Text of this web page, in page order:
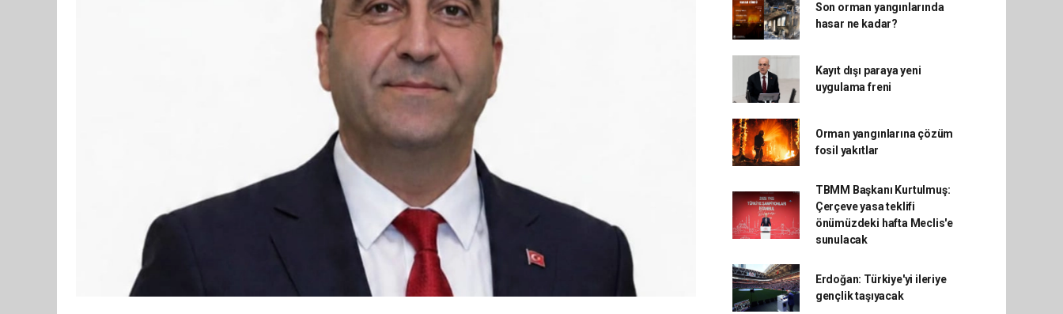
Son orman yangınlarında
hasar ne kadar?
Kayıt dışı paraya yeni
uygulama freni
Orman yangınlarına çözüm
fosil yakıtlar
TBMM Başkanı Kurtulmuş:
Çerçeve yasa teklifi
önümüzdeki hafta Meclis'e
sunulacak
Erdoğan: Türkiye'yi ileriye
gençlik taşıyacak